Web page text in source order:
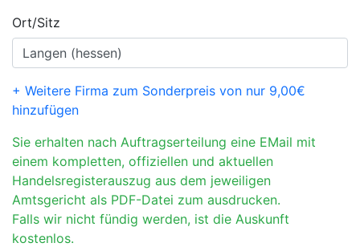
Ort/Sitz
+ Weitere Firma zum Sonderpreis von nur 9,00€
hinzufügen
Sie erhalten nach Auftragserteilung eine EMail mit
einem kompletten, offiziellen und aktuellen
Handelsregisterauszug aus dem jeweiligen
Amtsgericht als PDF-Datei zum ausdrucken.
Falls wir nicht fündig werden, ist die Auskunft
kostenlos.